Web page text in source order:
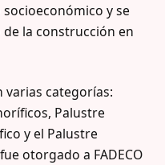
y se
la construcción en
varias categorías:
Palustre
y el Palustre
otorgado a FADECO